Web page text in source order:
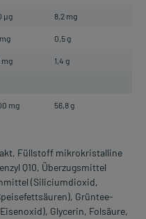
µg 8,2 mg
0,5 g
mg 1,4 g
mg 56,8 g
Füllstoff mikrokristalline
Q10, Überzugsmittel
(Siliciumdioxid,
Grüntee-
Glycerin, Folsäure,